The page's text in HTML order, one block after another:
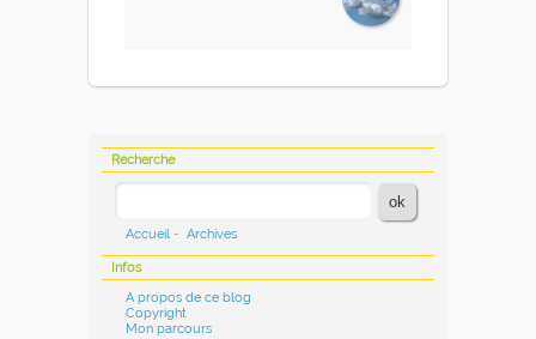
Recherche
Accueil - Archives
Infos
A propos de ce blog
Copyright
Mon parcours